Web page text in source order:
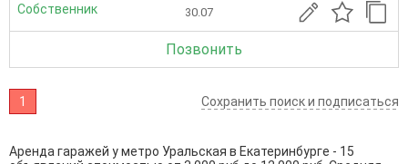
Собственник 30.07
Позвонить
1 Сохранить поиск и подписаться
Аренда гаражей у метро Уральская в Екатеринбурге - 15